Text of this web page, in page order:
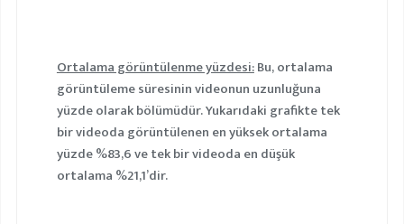
Ortalama görüntülenme yüzdesi:Bu, ortalama
görüntüleme süresinin videonun uzunluğuna
yüzde olarak bölümüdür. Yukarıdaki grafikte tek
bir videoda görüntülenen en yüksek ortalama
yüzde %83,6 ve tek bir videoda en düşük
ortalama %21,1’dir.